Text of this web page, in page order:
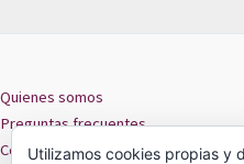
Quienes somos
Preguntas frecuentes
ContactoUtilizamos cookies propias y